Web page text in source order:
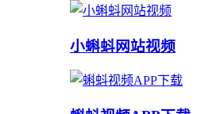
小蝌蚪网站视频